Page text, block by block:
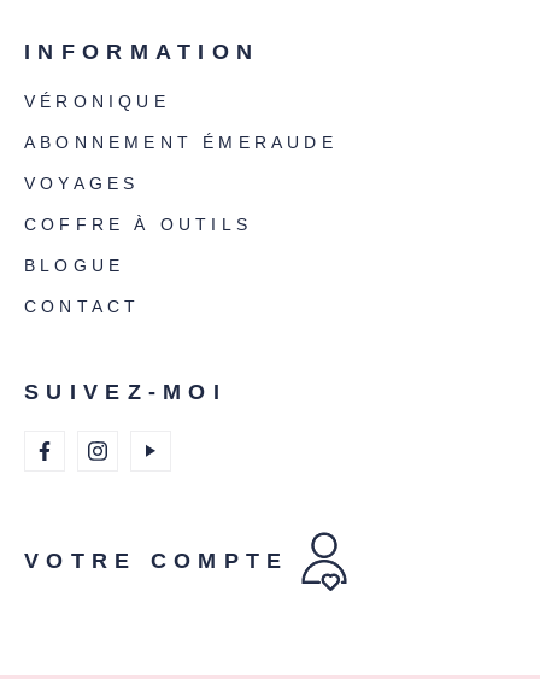
INFORMATION
VÉRONIQUE
ABONNEMENT ÉMERAUDE
VOYAGES
COFFRE À OUTILS
BLOGUE
CONTACT
SUIVEZ-MOI
VOTRE COMPTE